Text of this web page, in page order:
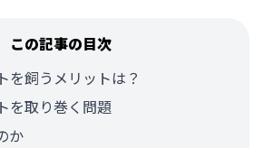
この記事の目次
を飼うメリットは？
を取り巻く問題
か